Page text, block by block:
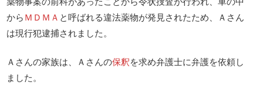
からＭＤＭＡ と呼ばれる違法薬物が発見されたため、Ａさん
は現行犯逮捕されました。
Ａさんの家族は、Ａさんの保釈を求め弁護士に弁護を依頼し
ました。